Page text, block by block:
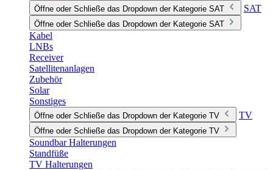
Öffne oder Schließe das Dropdown der Kategorie SAT SAT
Öffne oder Schließe das Dropdown der Kategorie SAT
Kabel
LNBs
Receiver
Satellitenanlagen
Zubehör
Solar
Sonstiges
Öffne oder Schließe das Dropdown der Kategorie TV TV
Öffne oder Schließe das Dropdown der Kategorie TV
Soundbar Halterungen
Standfüße
TV Halterungen